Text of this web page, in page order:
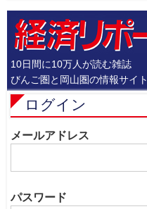
10日間に10万人が読む雑誌
びんご圏と岡山圏の情報サイト
ログイン
メールアドレス
パスワード